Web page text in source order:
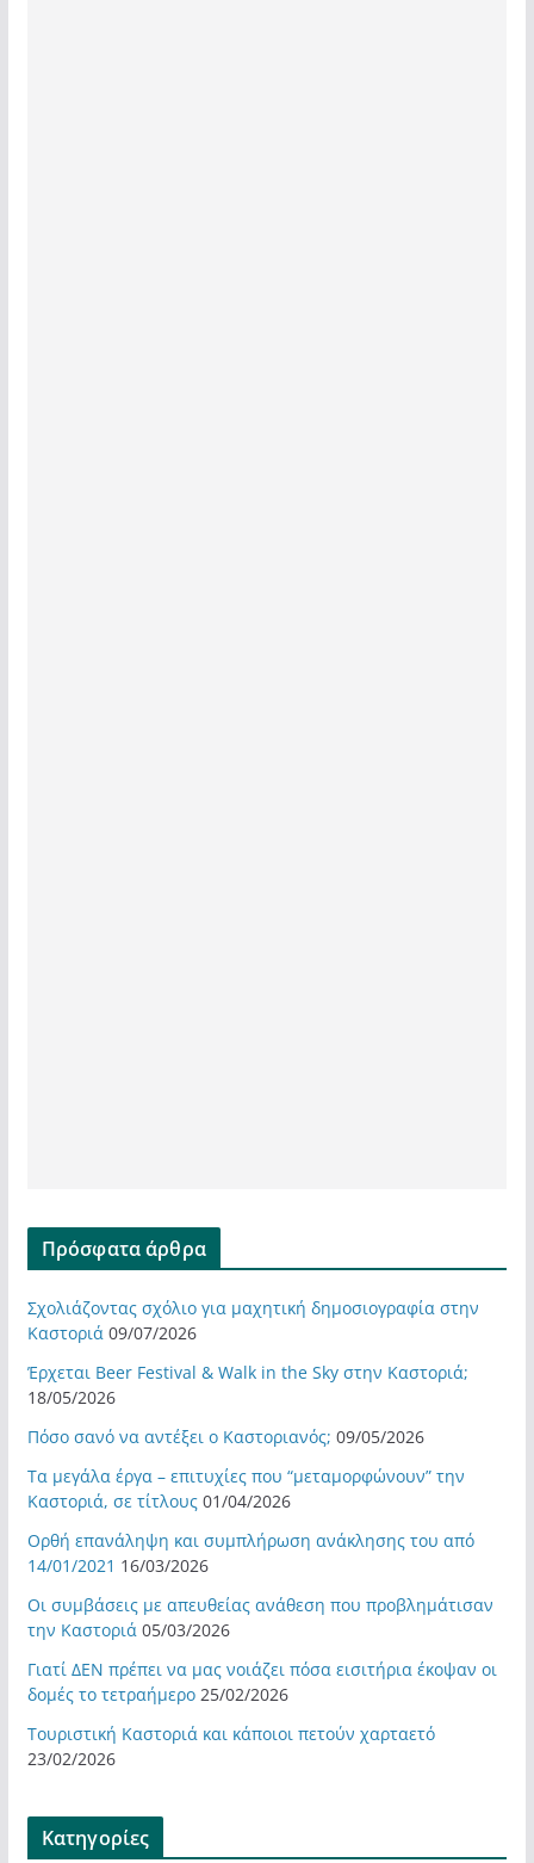
Πρόσφατα άρθρα
Σχολιάζοντας σχόλιο για μαχητική δημοσιογραφία στην
Καστοριά 09/07/2026
Έρχεται Beer Festival & Walk in the Sky στην Καστοριά;
18/05/2026
Πόσο σανό να αντέξει ο Καστοριανός; 09/05/2026
Τα μεγάλα έργα – επιτυχίες που “μεταμορφώνουν” την
Καστοριά, σε τίτλους 01/04/2026
Ορθή επανάληψη και συμπλήρωση ανάκλησης του από
14/01/2021 16/03/2026
Οι συμβάσεις με απευθείας ανάθεση που προβλημάτισαν
την Καστοριά 05/03/2026
Γιατί ΔΕΝ πρέπει να μας νοιάζει πόσα εισιτήρια έκοψαν οι
δομές το τετραήμερο 25/02/2026
Τουριστική Καστοριά και κάποιοι πετούν χαρταετό
23/02/2026
Kατηγορίες